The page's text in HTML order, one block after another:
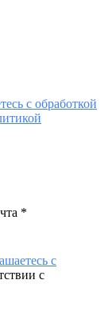
с обработкой
*
с
с